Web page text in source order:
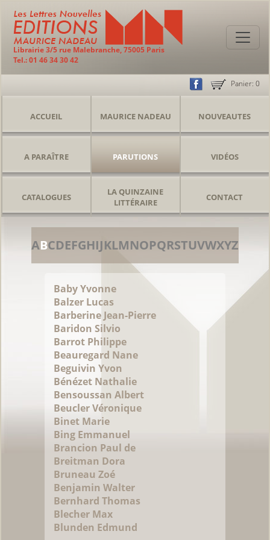
Librairie 3/5 rue Malebranche, 75005 Paris
Tel.: 01 46 34 30 42
Panier: 0
ACCUEIL MAURICE NADEAU NOUVEAUTES
A PARAÎTRE PARUTIONS VIDÉOS
CATALOGUES
LA QUINZAINE
LITTÉRAIRE
CONTACT
ABCDEFGHIJKLMNOPQRSTUVWXYZ
Baby Yvonne
Balzer Lucas
Barberine Jean-Pierre
Baridon Silvio
Barrot Philippe
Beauregard Nane
Beguivin Yvon
Bénézet Nathalie
Bensoussan Albert
Beucler Véronique
Binet Marie
Bing Emmanuel
Brancion Paul de
Breitman Dora
Bruneau Zoé
Benjamin Walter
Bernhard Thomas
Blecher Max
Blunden Edmund